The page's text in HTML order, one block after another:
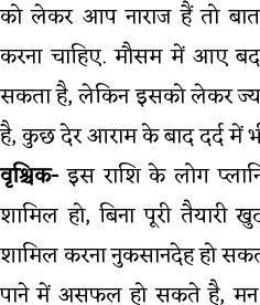
को लेकर आप नाराज हैं तो
करना चाहिए. मौसम में आए
सकता है, लेकिन इसको लेकर
है, कुछ देर आराम के बाद दर्द में
वृश्चिक-इस राशि के लोग
शामिल हो, बिना पूरी तैयारी
शामिल करना नुकसानदेह हो
पाने में असफल हो सकते है, मन